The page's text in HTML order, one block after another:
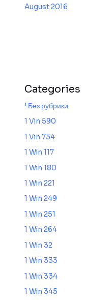
August 2016
Categories
! Без рубрики
1 Vin 590
1 Vin 734
1 Win 117
1 Win 180
1 Win 221
1 Win 249
1 Win 251
1 Win 264
1 Win 32
1 Win 333
1 Win 334
1 Win 345